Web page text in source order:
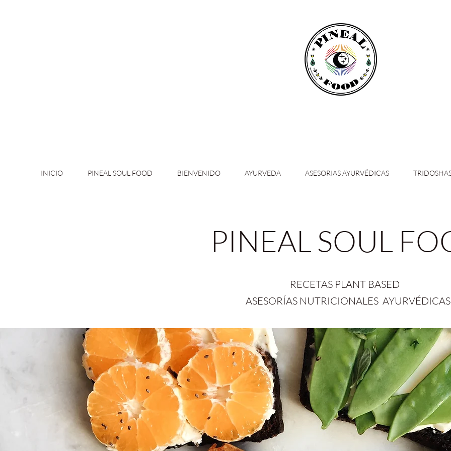
PINEAL SOUL
RECETAS PLANT BASED
ASESORÍAS NUTRICIONALES AYURVÉDICAS
INICIO PINEAL SOUL FOOD BIENVENIDO AYURVEDA ASESORIAS AYURVÉDICAS